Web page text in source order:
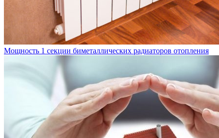
Мощность 1 секции биметаллических радиаторов отопления